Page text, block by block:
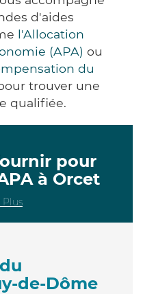
d'aides
l'Allocation
(APA) ou
du
trouver une
qualifiée.
pour
à Orcet
Plus
de-Dôme